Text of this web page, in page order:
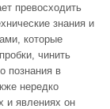
превосходить
знания и
которые
чинить
познания в
нередко
и явлениях он